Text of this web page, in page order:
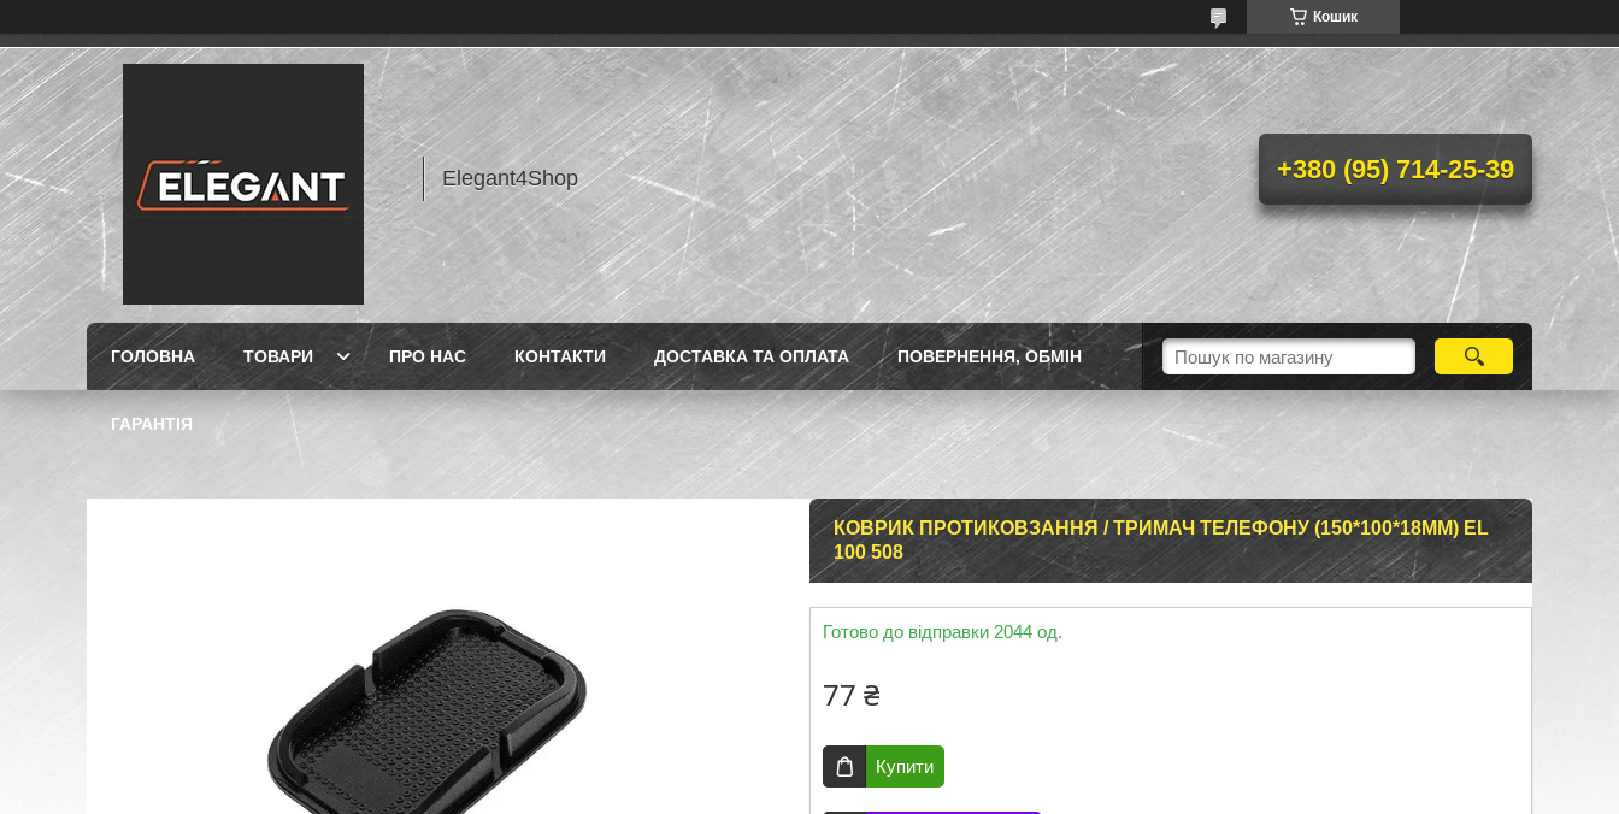
Кошик
Elegant4Shop +380 (95) 714-25-39
ГОЛОВНА ТОВАРИ ПРО НАС КОНТАКТИ ДОСТАВКА ТА ОПЛАТА ПОВЕРНЕННЯ, ОБМІН
ГАРАНТІЯ
КОВРИК ПРОТИКОВЗАННЯ / ТРИМАЧ ТЕЛЕФОНУ (150*100*18ММ) EL
100 508
Готово до відправки 2044 од.
77 ₴
Купити